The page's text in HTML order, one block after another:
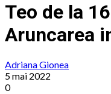
Teo de la
Aruncarea
Adriana Gionea
5 mai 2022
0